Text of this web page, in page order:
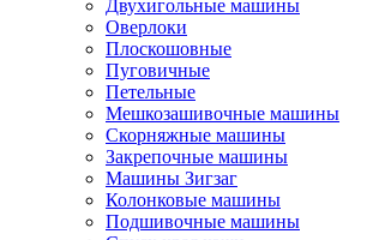
Двухигольные машины
Оверлоки
Плоскошовные
Пуговичные
Петельные
Мешкозашивочные машины
Скорняжные машины
Закрепочные машины
Машины Зигзаг
Колонковые машины
Подшивочные машины